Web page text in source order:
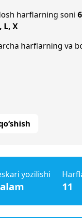
harflarning soni 6
L, X
harflarning va
yozilishi
11